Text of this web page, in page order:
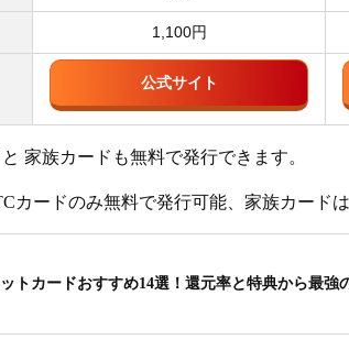
1,100円
公式サイト
家族カードも無料で発行できます。
カードのみ無料で発行可能、家族カード
トカードおすすめ14選！還元率と特典から最強